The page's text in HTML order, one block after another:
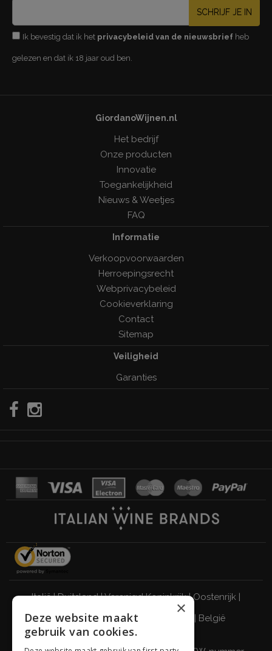
SCHRIJF JE IN
Ik bevestig dat ik het privacybeleid van de nieuwsbrief heb
gelezen en dat ik 18 jaar oud ben.
GiordanoWijnen.nl
Het bedrijf
Onze producten
Innovatie
Toegankelijkheid
Nieuws & Weetjes
FAQ
Informatie
Verkoopvoorwaarden
Herroepingsrecht
Webprivacybeleid
Cookieverklaring
Contact
Sitemap
Veiligheid
Garanties
Italië|Duitsland|Verenigd Koninkrijk|Oostenrijk |
Zwitserland|Nederland | België
DRINK VERANTWOORD
×
Deze website maakt
gebruik van cookies.